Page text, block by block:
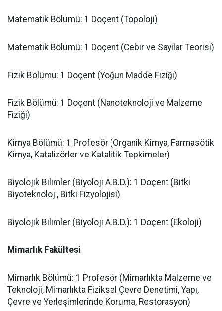
​Matematik Bölümü: 1 Doçent (Topoloji)
​Matematik Bölümü: 1 Doçent (Cebir ve Sayılar Teorisi)
​Fizik Bölümü: 1 Doçent (Yoğun Madde Fiziği)
​Fizik Bölümü: 1 Doçent (Nanoteknoloji ve Malzeme
Fiziği)
​Kimya Bölümü: 1 Profesör (Organik Kimya, Farmasötik
Kimya, Katalizörler ve Katalitik Tepkimeler)
​Biyolojik Bilimler (Biyoloji A.B.D.): 1 Doçent (Bitki
Biyoteknoloji, Bitki Fizyolojisi)
​Biyolojik Bilimler (Biyoloji A.B.D.): 1 Doçent (Ekoloji)
​Mimarlık Fakültesi
​Mimarlık Bölümü: 1 Profesör (Mimarlıkta Malzeme ve
Teknoloji, Mimarlıkta Fiziksel Çevre Denetimi, Yapı,
Çevre ve Yerleşimlerinde Koruma, Restorasyon)